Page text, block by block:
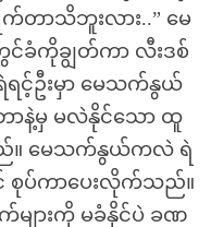
က်တာသိဘူးလား..” မေ
င်ခံကိုချွတ်ကာ လီးဒစ်
ရင့်ဦးမှာ မေသက်နွယ်
ဘာနဲ့မှ မလဲနိုင်သော ထူ
။ မေသက်နွယ်ကလဲ ရဲ
စုပ်ကာပေးလိုက်သည်။
များကို မခံနိုင်ပဲ ခဏ